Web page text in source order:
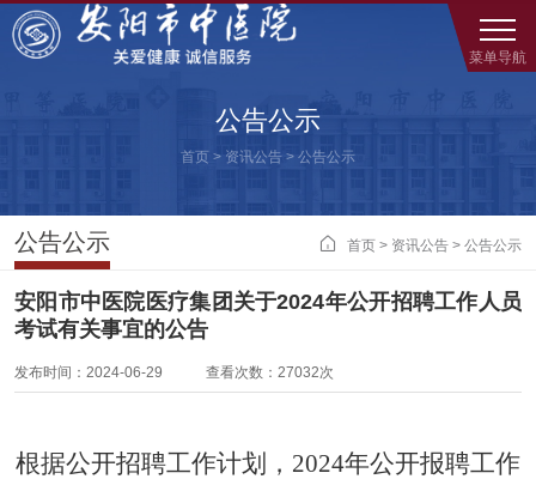
菜单导航
公告公示
首页 > 资讯公告 > 公告公示
公告公示  首页 > 资讯公告 > 公告公示
安阳市中医院医疗集团关于2024年公开招聘工作人员
考试有关事宜的公告
发布时间：2024-06-29 查看次数：27032次
根据公开招聘工作计划， 2024年公开报聘工作